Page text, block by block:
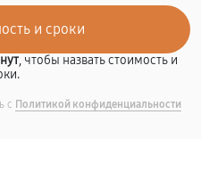
, чтобы назвать стоимость и
с Политикой конфиденциальности